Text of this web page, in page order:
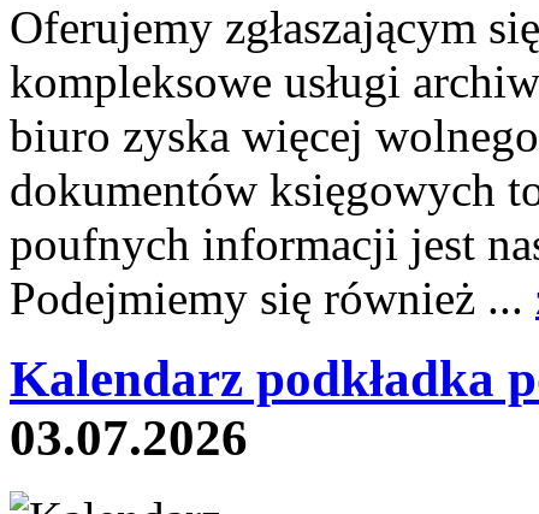
Oferujemy zgłaszającym
kompleksowe usługi
biuro zyska więcej
dokumentów księgowych
poufnych informacji jest
Podejmiemy się również ...
Kalendarz podkładka
03.07.2026